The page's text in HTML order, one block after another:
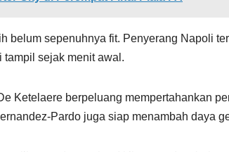
belum sepenuhnya fit. Penyerang Napoli
tampil sejak menit awal.
Ketelaere berpeluang mempertahankan
Pardo juga siap menambah daya